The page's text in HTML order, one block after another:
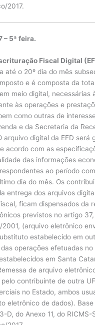
2017.
– 5ª feira.
Fiscal Digital
até o 20º dia do mês
e é composta da
meio digital, necessárias
às operações e
como outras de
e da Secretaria da
arquivo digital da EFD será
acordo com as
das informações
ao período
dia do mês. Os
entrega dos arquivos
ficam dispensados da
previstos no artigo
2001, (arquivo eletrônico
estabelecido em
operações efetuadas no
em Santa
de arquivo
contribuinte de outra
no Estado, ambos
eletrônico de dados).
D, do Anexo 11, do RICMS-